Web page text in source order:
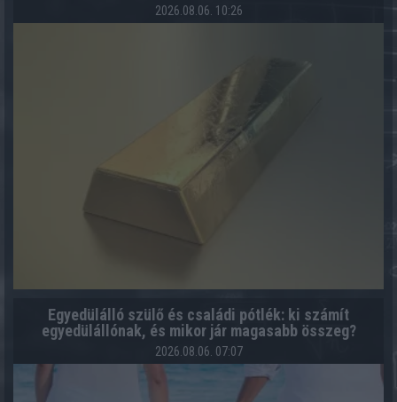
2026.08.06. 10:26
Egyedülálló szülő és családi pótlék: ki számít
egyedülállónak, és mikor jár magasabb összeg?
2026.08.06. 07:07